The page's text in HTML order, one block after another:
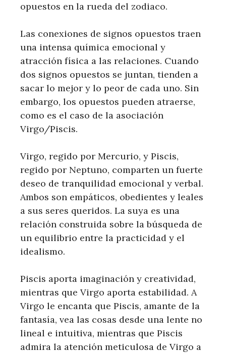
opuestos en la rueda del zodiaco.
Las conexiones de signos opuestos traen
una intensa química emocional y
atracción física a las relaciones. Cuando
dos signos opuestos se juntan, tienden a
sacar lo mejor y lo peor de cada uno. Sin
embargo, los opuestos pueden atraerse,
como es el caso de la asociación
Virgo/Piscis.
Virgo, regido por Mercurio, y Piscis,
regido por Neptuno, comparten un fuerte
deseo de tranquilidad emocional y verbal.
Ambos son empáticos, obedientes y leales
a sus seres queridos. La suya es una
relación construida sobre la búsqueda de
un equilibrio entre la practicidad y el
idealismo.
Piscis aporta imaginación y creatividad,
mientras que Virgo aporta estabilidad. A
Virgo le encanta que Piscis, amante de la
fantasía, vea las cosas desde una lente no
lineal e intuitiva, mientras que Piscis
admira la atención meticulosa de Virgo a